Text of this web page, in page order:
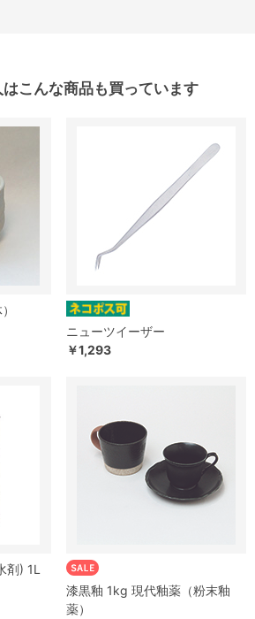
こんな商品も買っています
ニューツイーザー
￥1,293
剤) 1L
漆黒釉 1kg 現代釉薬（粉末釉
薬）